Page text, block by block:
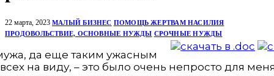
22 марта, 2023 МАЛЫЙ БИЗНЕС ПОМОЩЬ ЖЕРТВАМ НАСИЛИЯ
ПРОДОВОЛЬСТВИЕ, ОСНОВНЫЕ НУЖДЫ СРОЧНЫЕ НУЖДЫ
да еще таким ужасным
на виду, – это было очень непросто для